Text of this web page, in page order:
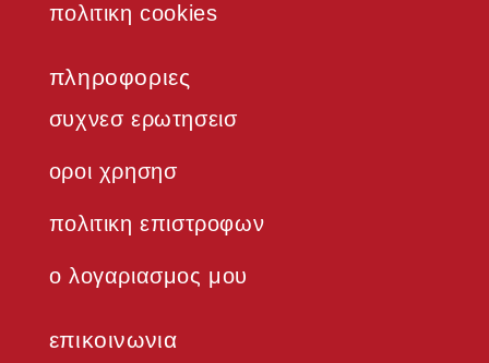
πολιτικη cookies
πληροφοριες
συχνεσ ερωτησεισ
οροι χρησησ
πολιτικη επιστροφων
ο λογαριασμος μου
επικοινωνια